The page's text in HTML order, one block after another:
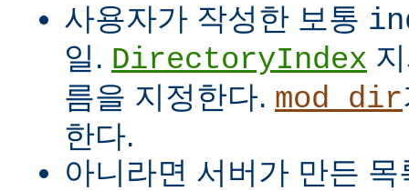
사용자가 작성한 보통
일. DirectoryIndex
름을 지정한다. mod_dir
한다.
아니라면 서버가 만든